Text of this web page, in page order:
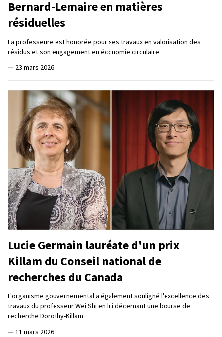
Bernard-Lemaire en matières
résiduelles
La professeure est honorée pour ses travaux en valorisation des
résidus et son engagement en économie circulaire
— 23 mars 2026
Lucie Germain lauréate d'un prix
Killam du Conseil national de
recherches du Canada
L'organisme gouvernemental a également souligné l'excellence des
travaux du professeur Wei Shi en lui décernant une bourse de
recherche Dorothy-Killam
— 11 mars 2026